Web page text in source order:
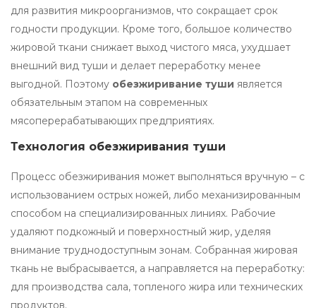
для развития микроорганизмов, что сокращает срок
годности продукции. Кроме того, большое количество
жировой ткани снижает выход чистого мяса, ухудшает
внешний вид туши и делает переработку менее
выгодной. Поэтому обезжиривание туши является
обязательным этапом на современных
мясоперерабатывающих предприятиях.
Технология обезжиривания туши
Процесс обезжиривания может выполняться вручную – с
использованием острых ножей, либо механизированным
способом на специализированных линиях. Рабочие
удаляют подкожный и поверхностный жир, уделяя
внимание труднодоступным зонам. Собранная жировая
ткань не выбрасывается, а направляется на переработку:
для производства сала, топленого жира или технических
продуктов.